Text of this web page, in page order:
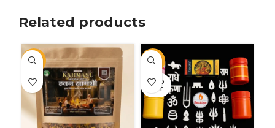
Related products
-21% -97%
SOLD
OUT